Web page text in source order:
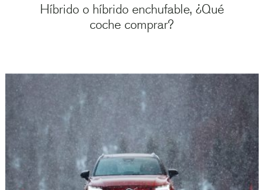
Híbrido o híbrido enchufable, ¿Qué
coche comprar?